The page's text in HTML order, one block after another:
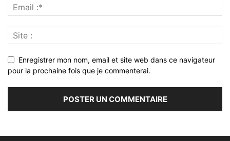
Enregistrer mon nom, email et site web dans ce navigateur
pour la prochaine fois que je commenterai.